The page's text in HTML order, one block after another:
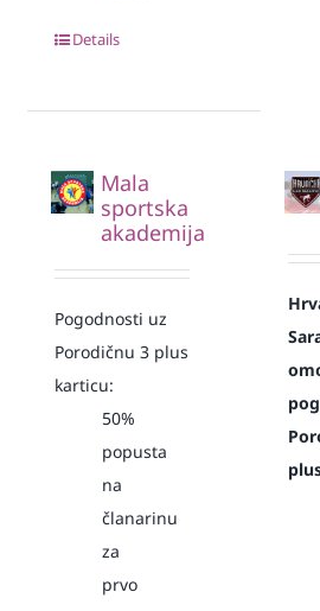
Details
Mala
sportska
akademija
Pogodnosti uz
Porodičnu 3 plus
karticu:
50%
popusta
na
članarinu
za
prvo